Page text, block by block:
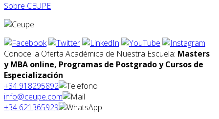
Sobre CEUPE
Conoce la Oferta Académica de Nuestra Escuela: Masters
y MBA online, Programas de Postgrado y Cursos de
Especialización
+34 918295892
info@ceupe.com
+34 621365929